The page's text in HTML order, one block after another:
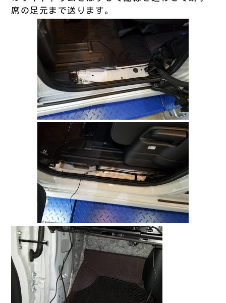
席の足元まで送ります。